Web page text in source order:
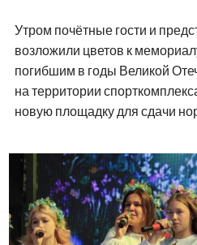
Утром почётные гости и
возложили цветов к
погибшим в годы Великой
на территории
новую площадку для сдачи